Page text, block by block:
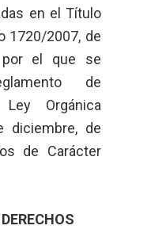
en el Título
1720/2007, de
el que se
de
Orgánica
diciembre, de
de Carácter